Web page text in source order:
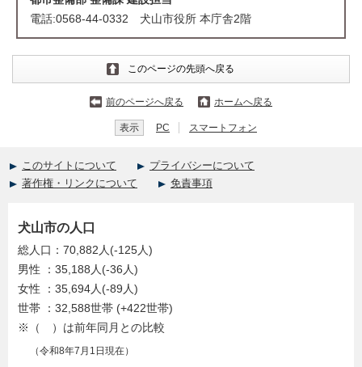
電話:0568-44-0332 犬山市役所 本庁舎2階
このページの先頭へ戻る
前のページへ戻る ホームへ戻る
表示 PC スマートフォン
このサイトについて
プライバシーについて
著作権・リンクについて
免責事項
犬山市の人口
総人口：70,882人(-125人)
男性 ：35,188人(-36人)
女性 ：35,694人(-89人)
世帯 ：32,588世帯 (+422世帯)
※（ ）は前年同月との比較
（令和8年7月1日現在）